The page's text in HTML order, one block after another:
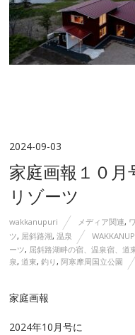
2024-09-03
家庭画報１０
リゾーツ
wakkanupuri メディア関連,
ツ, 屈斜路湖,温泉
ーツ, 屈斜路湖畔の宿、温泉宿、道
泉,道東,釣り,阿寒摩周国立公園
家庭画報
2024年10月号に